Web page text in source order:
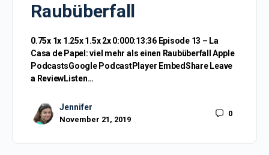
Raubüberfall
0.75x 1x 1.25x 1.5x 2x 0:000:13:36 Episode 13 – La
Casa de Papel: viel mehr als einen Raubüberfall Apple
PodcastsGoogle PodcastPlayer EmbedShare Leave
a ReviewListen…
Jennifer
November 21, 2019
0